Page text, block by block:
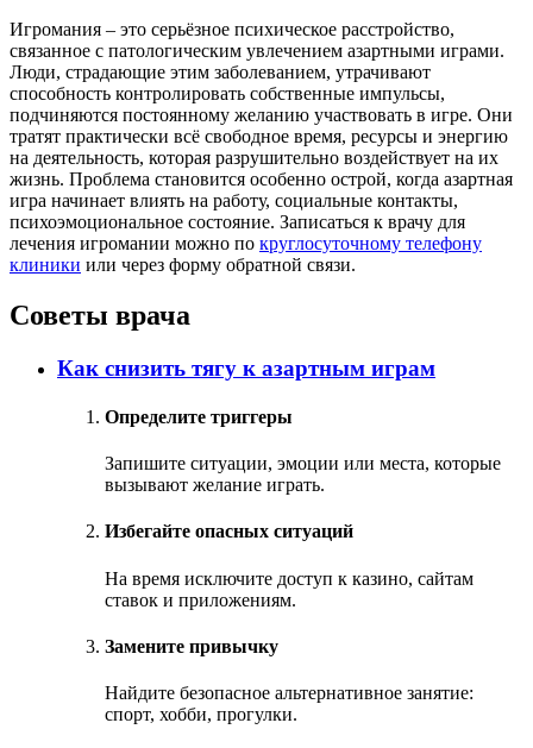
Игромания – это серьёзное психическое расстройство,
связанное с патологическим увлечением азартными играми.
Люди, страдающие этим заболеванием, утрачивают
способность контролировать собственные импульсы,
подчиняются постоянному желанию участвовать в игре. Они
тратят практически всё свободное время, ресурсы и энергию
на деятельность, которая разрушительно воздействует на их
жизнь. Проблема становится особенно острой, когда азартная
игра начинает влиять на работу, социальные контакты,
психоэмоциональное состояние. Записаться к врачу для
лечения игромании можно по круглосуточному телефону
клиники или через форму обратной связи.
Советы врача
Как снизить тягу к азартным играм
Определите триггеры
Запишите ситуации, эмоции или места, которые
вызывают желание играть.
Избегайте опасных ситуаций
На время исключите доступ к казино, сайтам
ставок и приложениям.
Замените привычку
Найдите безопасное альтернативное занятие:
спорт, хобби, прогулки.